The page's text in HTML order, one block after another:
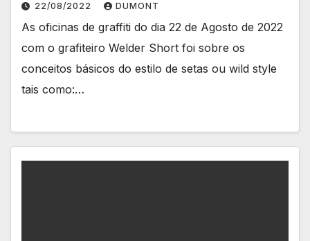
22/08/2022 DUMONT
As oficinas de graffiti do dia 22 de Agosto de 2022
com o grafiteiro Welder Short foi sobre os
conceitos básicos do estilo de setas ou wild style
tais como:…